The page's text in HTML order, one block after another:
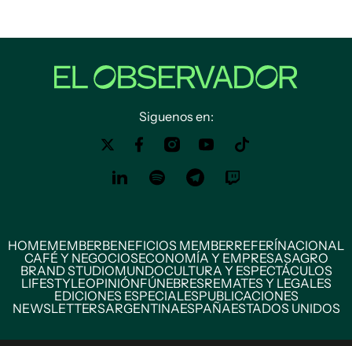
Siguenos en:
HOMEMEMBERBENEFICIOS MEMBERREFERÍNACIONAL
CAFÉ Y NEGOCIOSECONOMÍA Y EMPRESASAGRO
BRAND STUDIOMUNDOCULTURA Y ESPECTÁCULOS
LIFESTYLEOPINIÓNFÚNEBRESREMATES Y LEGALES
EDICIONES ESPECIALESPUBLICACIONES
NEWSLETTERSARGENTINAESPAÑAESTADOS UNIDOS